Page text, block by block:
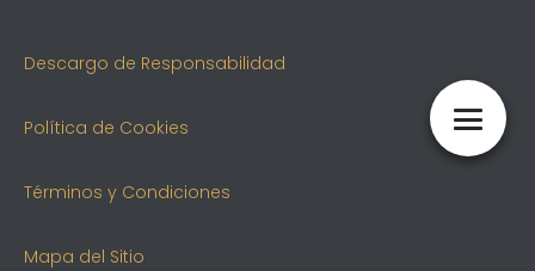
Descargo de Responsabilidad
Política de Cookies
Términos y Condiciones
Mapa del Sitio